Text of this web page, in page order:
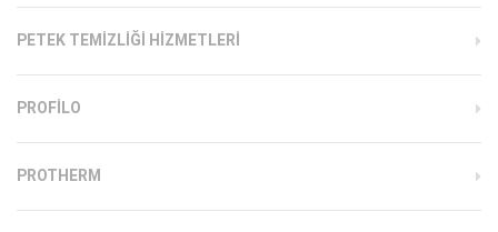
PETEK TEMIZLIĞI HIZMETLERI
PROFILO
PROTHERM